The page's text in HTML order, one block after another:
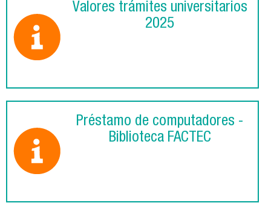
Valores trámites universitarios
2025
Préstamo de computadores -
Biblioteca FACTEC